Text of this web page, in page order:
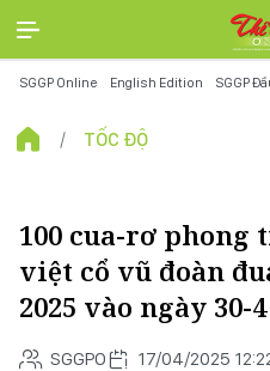
SGGP Online English Edition SGGP
TỐC ĐỘ
100 cua-rơ phong
việt cổ vũ đoàn
2025 vào ngày 30-4
SGGPO 17/04/2025